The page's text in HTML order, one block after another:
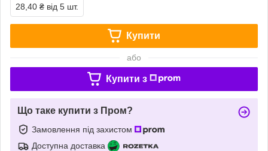
28,40 ₴ від 5 шт.
Купити
або
Купити з
Що таке купити з Пром?
Замовлення під захистом
Доступна доставка